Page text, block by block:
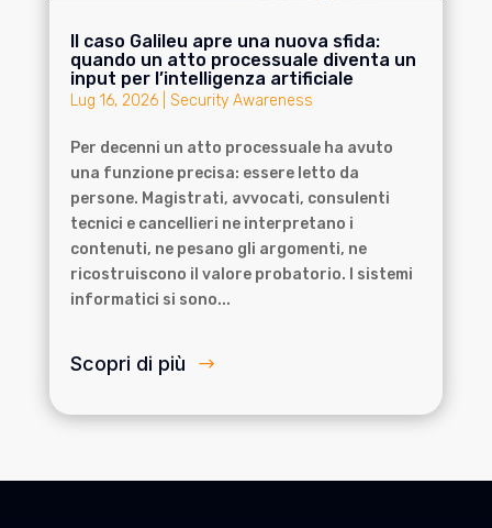
Il caso Galileu apre una nuova sfida:
quando un atto processuale diventa un
input per l’intelligenza artificiale
Lug 16, 2026| Security Awareness
Per decenni un atto processuale ha avuto
una funzione precisa: essere letto da
persone. Magistrati, avvocati, consulenti
tecnici e cancellieri ne interpretano i
contenuti, ne pesano gli argomenti, ne
ricostruiscono il valore probatorio. I sistemi
informatici si sono...
Scopri di più